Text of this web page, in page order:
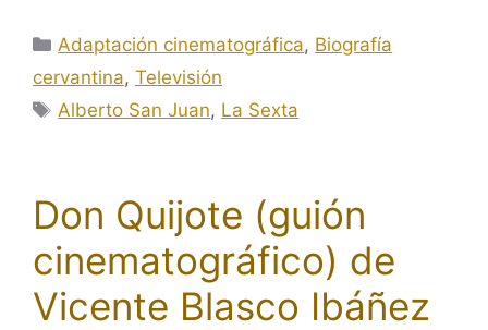
Categorías
Adaptación cinematográfica, Biografía
cervantina, Televisión
Etiquetas
Alberto San Juan, La Sexta
Don Quijote (guión
cinematográfico) de
Vicente Blasco Ibáñez